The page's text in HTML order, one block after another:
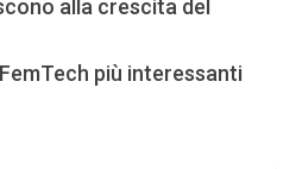
alla crescita del
più interessanti